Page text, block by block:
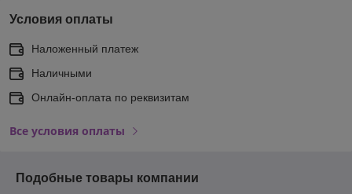
Условия оплаты
Наложенный платеж
Наличными
Онлайн-оплата по реквизитам
Все условия оплаты
Подобные товары компании